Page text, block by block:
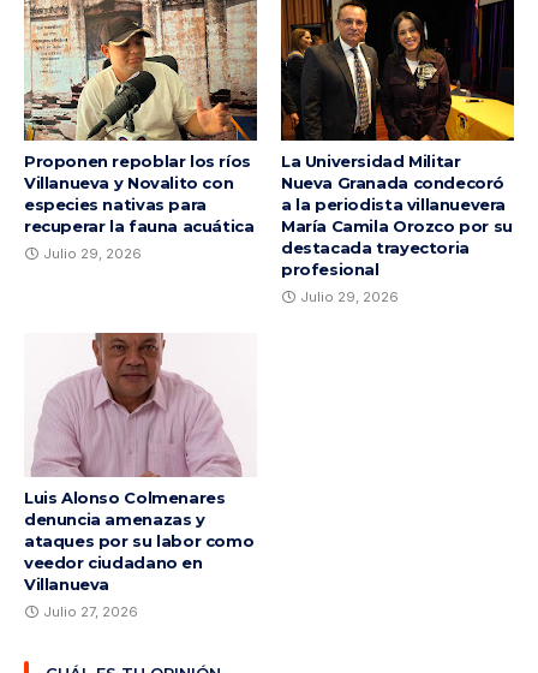
Proponen repoblar los ríos
Villanueva y Novalito con
especies nativas para
recuperar la fauna acuática
Julio 29, 2026
La Universidad Militar
Nueva Granada condecoró
a la periodista villanuevera
María Camila Orozco por su
destacada trayectoria
profesional
Julio 29, 2026
Luis Alonso Colmenares
denuncia amenazas y
ataques por su labor como
veedor ciudadano en
Villanueva
Julio 27, 2026